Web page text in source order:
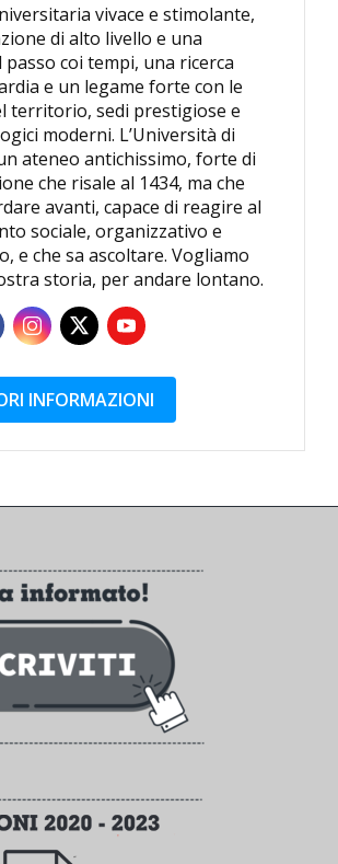
vivace e stimolante,
di alto livello e una
passo coi tempi, una ricerca
e un legame forte con le
territorio, sedi prestigiose e
moderni. L’Università di
ateneo antichissimo, forte di
che risale al 1434, ma che
avanti, capace di reagire al
sociale, organizzativo e
e che sa ascoltare. Vogliamo
storia, per andare lontano.
INFORMAZIONI